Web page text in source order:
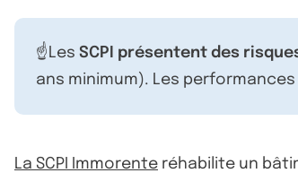
☝️Les SCPI présentent des
ans minimum). Les
La SCPI Immorente réhabilite un